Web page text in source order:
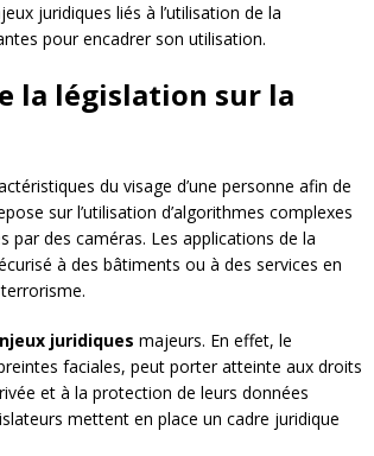
juridiques liés à l’utilisation de la
pour encadrer son utilisation.
la législation sur la
du visage d’une personne afin de
sur l’utilisation d’algorithmes complexes
par des caméras. Les applications de la
à des bâtiments ou à des services en
juridiques majeurs. En effet, le
faciales, peut porter atteinte aux droits
et à la protection de leurs données
mettent en place un cadre juridique